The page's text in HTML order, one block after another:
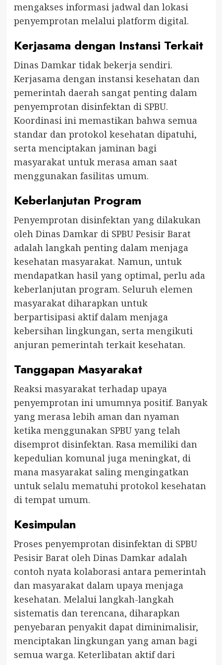
mengakses informasi jadwal dan lokasi
penyemprotan melalui platform digital.
Kerjasama dengan Instansi Terkait
Dinas Damkar tidak bekerja sendiri.
Kerjasama dengan instansi kesehatan dan
pemerintah daerah sangat penting dalam
penyemprotan disinfektan di SPBU.
Koordinasi ini memastikan bahwa semua
standar dan protokol kesehatan dipatuhi,
serta menciptakan jaminan bagi
masyarakat untuk merasa aman saat
menggunakan fasilitas umum.
Keberlanjutan Program
Penyemprotan disinfektan yang dilakukan
oleh Dinas Damkar di SPBU Pesisir Barat
adalah langkah penting dalam menjaga
kesehatan masyarakat. Namun, untuk
mendapatkan hasil yang optimal, perlu ada
keberlanjutan program. Seluruh elemen
masyarakat diharapkan untuk
berpartisipasi aktif dalam menjaga
kebersihan lingkungan, serta mengikuti
anjuran pemerintah terkait kesehatan.
Tanggapan Masyarakat
Reaksi masyarakat terhadap upaya
penyemprotan ini umumnya positif. Banyak
yang merasa lebih aman dan nyaman
ketika menggunakan SPBU yang telah
disemprot disinfektan. Rasa memiliki dan
kepedulian komunal juga meningkat, di
mana masyarakat saling mengingatkan
untuk selalu mematuhi protokol kesehatan
di tempat umum.
Kesimpulan
Proses penyemprotan disinfektan di SPBU
Pesisir Barat oleh Dinas Damkar adalah
contoh nyata kolaborasi antara pemerintah
dan masyarakat dalam upaya menjaga
kesehatan. Melalui langkah-langkah
sistematis dan terencana, diharapkan
penyebaran penyakit dapat diminimalisir,
menciptakan lingkungan yang aman bagi
semua warga. Keterlibatan aktif dari